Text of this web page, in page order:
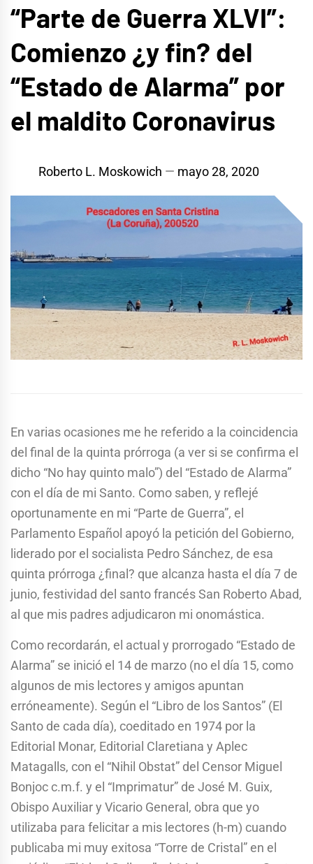
“Parte de Guerra XLVI”:
Comienzo ¿y fin? del
“Estado de Alarma” por
el maldito Coronavirus
Roberto L. Moskowich mayo 28, 2020
En varias ocasiones me he referido a la coincidencia
del final de la quinta prórroga (a ver si se confirma el
dicho “No hay quinto malo”) del “Estado de Alarma”
con el día de mi Santo. Como saben, y reflejé
oportunamente en mi “Parte de Guerra”, el
Parlamento Español apoyó la petición del Gobierno,
liderado por el socialista Pedro Sánchez, de esa
quinta prórroga ¿final? que alcanza hasta el día 7 de
junio, festividad del santo francés San Roberto Abad,
al que mis padres adjudicaron mi onomástica.
Como recordarán, el actual y prorrogado “Estado de
Alarma” se inició el 14 de marzo (no el día 15, como
algunos de mis lectores y amigos apuntan
erróneamente). Según el “Libro de los Santos” (El
Santo de cada día), coeditado en 1974 por la
Editorial Monar, Editorial Claretiana y Aplec
Matagalls, con el “Nihil Obstat” del Censor Miguel
Bonjoc c.m.f. y el “Imprimatur” de José M. Guix,
Obispo Auxiliar y Vicario General, obra que yo
utilizaba para felicitar a mis lectores (h-m) cuando
publicaba mi muy exitosa “Torre de Cristal” en el